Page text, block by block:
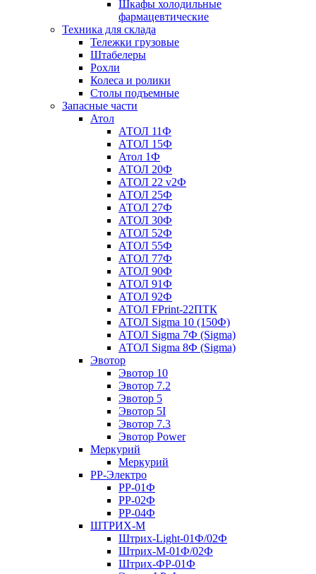
Шкафы холодильные
фармацевтические
Техника для склада
Тележки грузовые
Штабелеры
Рохли
Колеса и ролики
Столы подъемные
Запасные части
Атол
АТОЛ 11Ф
АТОЛ 15Ф
Атол 1Ф
АТОЛ 20Ф
АТОЛ 22 v2Ф
АТОЛ 25Ф
АТОЛ 27Ф
АТОЛ 30Ф
АТОЛ 52Ф
АТОЛ 55Ф
АТОЛ 77Ф
АТОЛ 90Ф
АТОЛ 91Ф
АТОЛ 92Ф
АТОЛ FPrint-22ПТК
АТОЛ Sigma 10 (150Ф)
АТОЛ Sigma 7Ф (Sigma)
АТОЛ Sigma 8Ф (Sigma)
Эвотор
Эвотор 10
Эвотор 7.2
Эвотор 5
Эвотор 5I
Эвотор 7.3
Эвотор Power
Меркурий
Меркурий
РР-Электро
РР-01Ф
РР-02Ф
РР-04Ф
ШТРИХ-М
Штрих-Light-01Ф/02Ф
Штрих-М-01Ф/02Ф
Штрих-ФР-01Ф